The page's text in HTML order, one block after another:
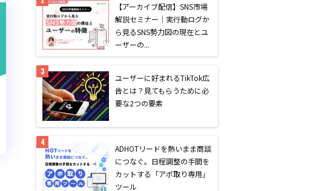
【アーカイブ配信】SNS市場
解説セミナー｜実行動ログか
ら見るSNS勢力図の現在とユ
ーザーの...
ユーザーに好まれるTikTok広
告とは？見てもらうために必
要な2つの要素
ADHOTリードを熱いまま商談
につなぐ。日程調整の手間を
カットする「アポ取り専用」
ツール